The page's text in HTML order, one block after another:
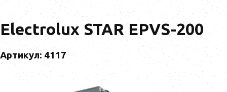
Electrolux STAR EPVS-200
Артикул: 4117